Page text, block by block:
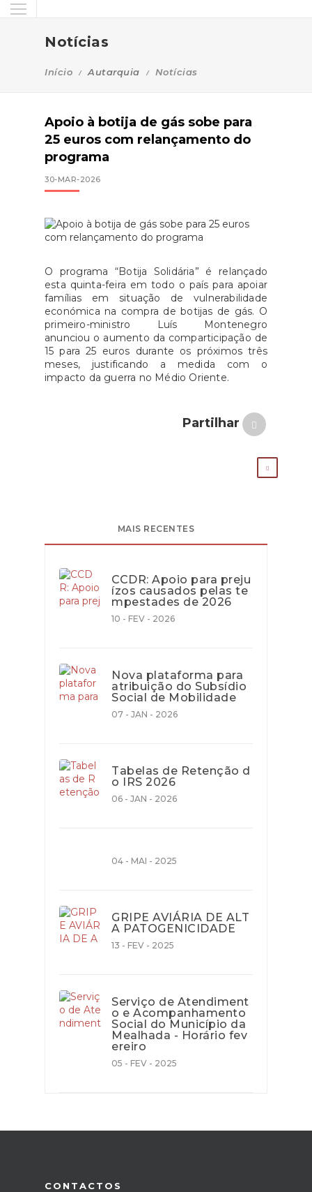
Notícias
Início Autarquia Notícias
Apoio à botija de gás sobe para
25 euros com relançamento do
programa
30-MAR-2026
O programa “Botija Solidária” é relançado
esta quinta-feira em todo o país para apoiar
famílias em situação de vulnerabilidade
económica na compra de botijas de gás. O
primeiro-ministro Luís Montenegro
anunciou o aumento da comparticipação de
15 para 25 euros durante os próximos três
meses, justificando a medida com o
impacto da guerra no Médio Oriente.
Partilhar
MAIS RECENTES
CCDR: Apoio para preju
ízos causados pelas te
mpestades de 2026
10 - FEV - 2026
Nova plataforma para
atribuição do Subsídio
Social de Mobilidade
07 - JAN - 2026
Tabelas de Retenção d
o IRS 2026
06 - JAN - 2026
04 - MAI - 2025
GRIPE AVIÁRIA DE ALT
A PATOGENICIDADE
13 - FEV - 2025
Serviço de Atendiment
o e Acompanhamento
Social do Município da
Mealhada - Horário fev
ereiro
05 - FEV - 2025
CONTACTOS